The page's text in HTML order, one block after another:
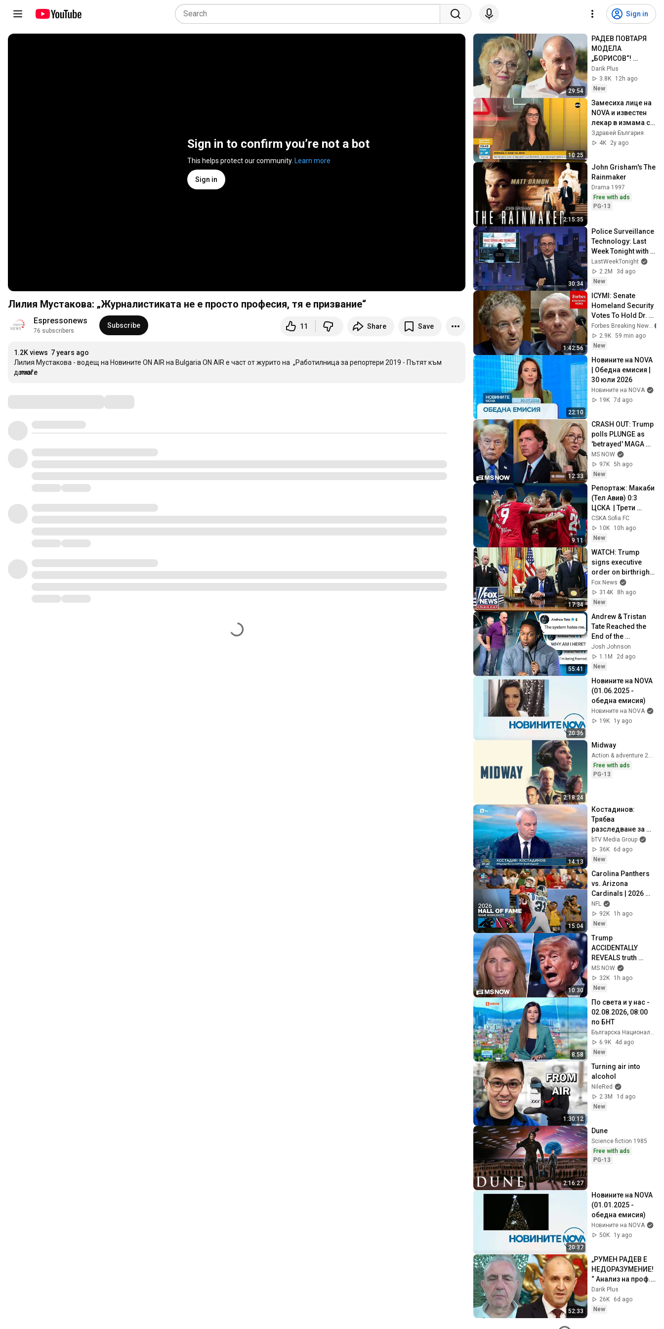
Sign in
Sign in to confirm you’re not a bot
This helps protect our community. Learn more
Sign in
Лилия Мустакова: „Журналистиката не е просто професия, тя е призвание“
Espressonews
76 subscribers
Subscribe 11 Share Save
1.2K views 7 years ago
Лилия Мустакова - водещ на Новините ON AIR на Bulgaria ON AIR е част от журито на  „Работилница за репортери 2019 - Пътят към
дома”.
...more
29:54
РАДЕВ ПОВТАРЯ
МОДЕЛА
„БОРИСОВ“!
Анализ на Валерия
Велева
Darik Plus
3.8K
12h ago
New
10:25
Замесиха лице на
NOVA и известен
лекар в измама с
лекарство -
Здравей, България
Здравей България
4K
2y ago
2:15:35
John Grisham's The
Rainmaker
Drama 1997
Free with ads
PG-13
30:34
Police Surveillance
Technology: Last
Week Tonight with
John Oliver (HBO)
LastWeekTonight
2.2M
3d ago
New
1:42:56
ICYMI: Senate
Homeland Security
Votes To Hold Dr.
Fauci In Contempt
Of Congress
2.9K 59 min ago
New
22:10
Новините на NOVA
| Обедна емисия |
30 юли 2026
Новините на NOVA
19K 7d ago
12:33
CRASH OUT: Trump
polls PLUNGE as
'betrayed' MAGA
voters bolt, Tucker
Carlson turns & WH
feuds erupt
MS NOW
97K 5h ago
New
9:11
Репортаж: Макаби
(Тел Авив) 0:3
ЦСКА  | Трети
квалификационен
кръг | Лига Европа
CSKA Sofia FC
10K
10h ago
New
17:34
WATCH: Trump
signs executive
order on birthright
citizenship
Fox News
314K
8h ago
New
55:41
Andrew & Tristan
Tate Reached the
End of the
Algorithm
Josh Johnson
1.1M
2d ago
New
20:36
Новините на NOVA
(01.06.2025 -
обедна емисия)
Новините на NOVA
19K
1y ago
2:18:24
Midway
Action & adventure 2019
Free with ads
PG-13
14:13
Костадинов:
Трябва
разследване за
държавна измяна.
България
проявява агресия
bTV Media Group
36K
6d ago
New
15:04
Carolina Panthers
vs. Arizona
Cardinals | 2026
Hall of Fame Game
Highlights
NFL
92K
1h ago
New
10:30
Trump
ACCIDENTALLY
REVEALS truth
about munition
shortages,
threatens JAIL TIME
MS NOW
32K
1h ago
New
8:58
По света и у нас -
02.08.2026, 08:00
по БНТ
Българска Национална Телевизия БНТ
6.9K
4d ago
New
1:30:12
Turning air into
alcohol
NileRed
2.3M
1d ago
New
2:16:27
Dune
Science fiction 1985
Free with ads
PG-13
20:37
Новините на NOVA
(01.01.2025 -
обедна емисия)
Новините на NOVA
50K
1y ago
52:33
„РУМЕН РАДЕВ Е
НЕДОРАЗУМЕНИЕ!
“ Анализ на проф.
Огнян Минчев!
Darik Plus
26K
6d ago
New